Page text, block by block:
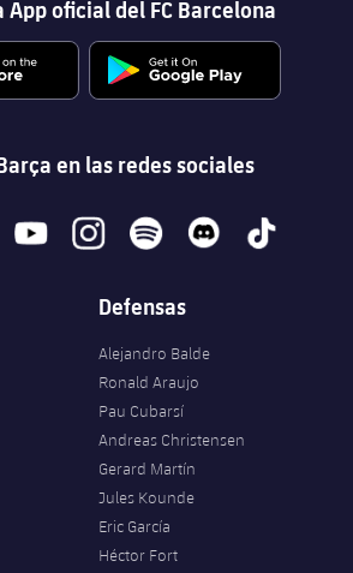
App oficial del FC Barcelona
en las redes sociales
youtubeinstagramspotify discord tiktok
Defensas
Alejandro Balde
Ronald Araujo
Pau Cubarsí
Andreas Christensen
Gerard Martín
Jules Kounde
Eric García
Héctor Fort